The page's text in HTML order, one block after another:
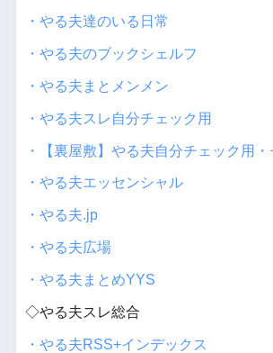
・やる夫達のいる日常
・やる夫のブックシェルフ
・やる夫まとメンメン
・やる夫スレ自分チェック用
・【裏屋敷】やる夫自分チェック用・
・やる夫エッセンシャル
・やる夫.jp
・やる夫広場
・やる夫まとめYYS
◇やる夫スレ総合
・やる夫RSS+インデックス